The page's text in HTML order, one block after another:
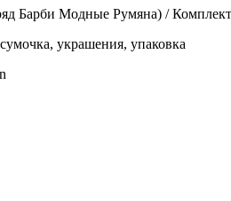
Барби Модные Румяна) /
украшения, упаковка